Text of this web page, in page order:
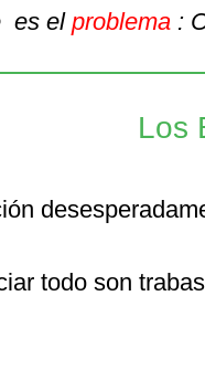
es el problema :
Los
todo son